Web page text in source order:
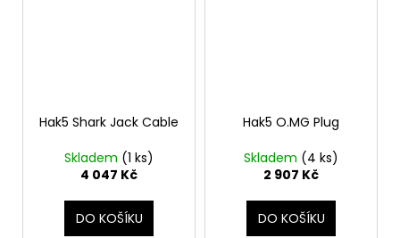
Hak5 Shark Jack Cable
Skladem (1 ks)
4 047 Kč
DO KOŠÍKU
Hak5 O.MG Plug
Skladem (4 ks)
2 907 Kč
DO KOŠÍKU